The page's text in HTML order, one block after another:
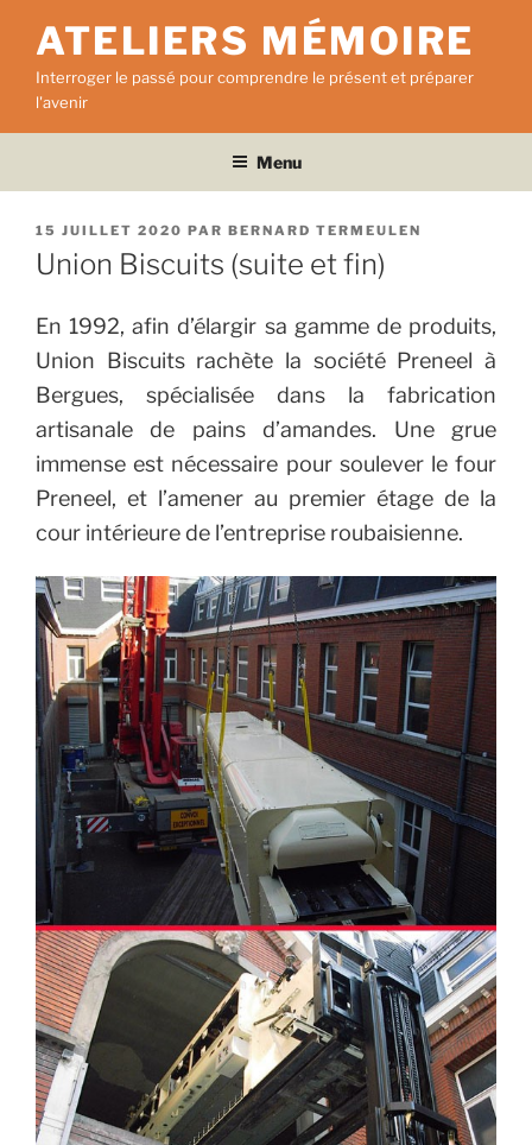
contenu
principal
ATELIERS MÉMOIRE
Interroger le passé pour comprendre le présent et préparer
l'avenir
Menu
PUBLIÉ
LE
15 JUILLET 2020 PAR BERNARD TERMEULEN
Union Biscuits (suite et fin)
En 1992, afin d’élargir sa gamme de produits,
Union Biscuits rachète la société Preneel à
Bergues, spécialisée dans la fabrication
artisanale de pains d’amandes. Une grue
immense est nécessaire pour soulever le four
Preneel, et l’amener au premier étage de la
cour intérieure de l’entreprise roubaisienne.